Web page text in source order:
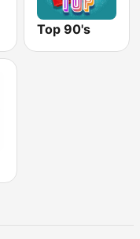
Top 90's